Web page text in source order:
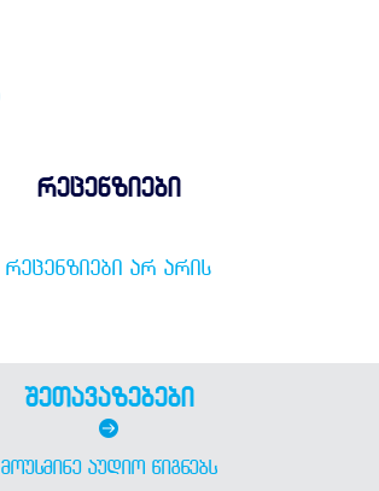
რეცენზიები
ᲠᲔᲪᲔᲜᲖᲘᲔᲑᲘ ᲐᲠ ᲐᲠᲘᲡ
შეთავაზებები
ᲛᲝᲣᲡᲛᲘᲜᲔ ᲐᲣᲓᲘᲝ ᲬᲘᲒᲜᲔᲑᲡ